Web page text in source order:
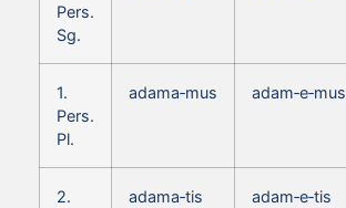
Pers.
Sg.
1.
Pers.
Pl.
adama‑mus adam‑e‑mus
2.
adama‑tis adam‑e‑tis